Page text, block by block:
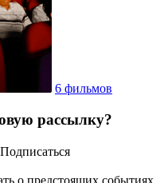
6 фильмов
рассылку?
Подписаться
о предстоящих событиях